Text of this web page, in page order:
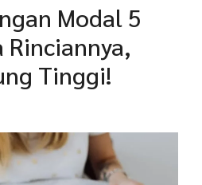
Modal 5
Tinggi!